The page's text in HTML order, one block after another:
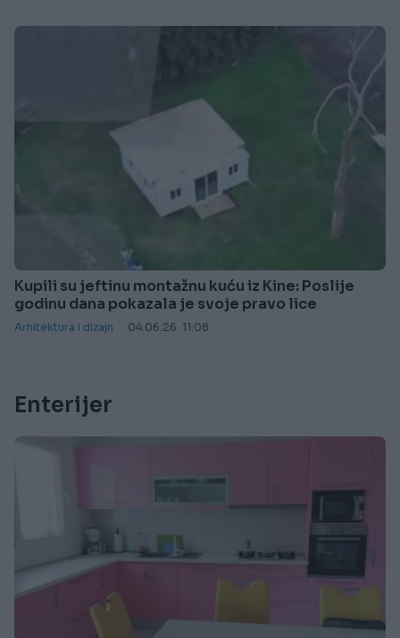
Kupili su jeftinu montažnu kuću iz Kine: Poslije
godinu dana pokazala je svoje pravo lice
Arhitektura i dizajn 04.06.26. 11:08
Enterijer